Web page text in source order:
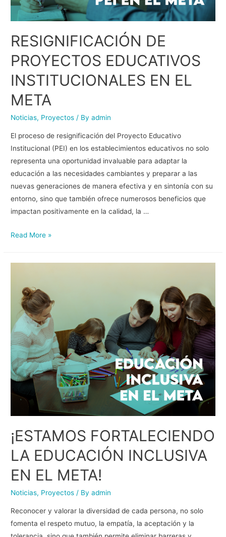
RESIGNIFICACIÓN DE
PROYECTOS EDUCATIVOS
INSTITUCIONALES EN EL
META
Noticias, Proyectos / Byadmin
El proceso de resignificación del Proyecto Educativo
Institucional (PEI) en los establecimientos educativos no solo
representa una oportunidad invaluable para adaptar la
educación a las necesidades cambiantes y preparar a las
nuevas generaciones de manera efectiva y en sintonía con su
entorno, sino que también ofrece numerosos beneficios que
impactan positivamente en la calidad, la …
Read More »
¡ESTAMOS FORTALECIENDO
LA EDUCACIÓN INCLUSIVA
EN EL META!
Noticias, Proyectos / Byadmin
Reconocer y valorar la diversidad de cada persona, no solo
fomenta el respeto mutuo, la empatía, la aceptación y la